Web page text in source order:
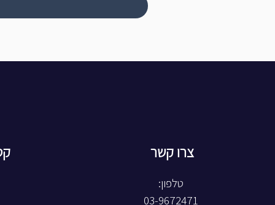
צרו קשר
טלפון:
03-9672471